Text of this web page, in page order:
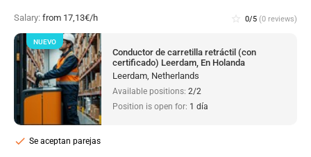
Salary: from 17,13€/h star_border 0/5 (0 reviews)
Conductor de carretilla retráctil (con
certificado) Leerdam, En Holanda
Leerdam, Netherlands
Available positions: 2/2
Position is open for: 1 día
Se aceptan parejas
check
NUEVO